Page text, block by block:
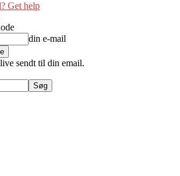
Get help
din e-mail
sendt til din email.